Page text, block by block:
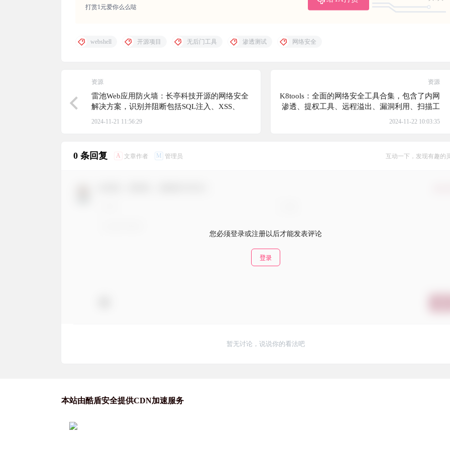
打赏1元爱你么么哒
webshell 开源项目 无后门工具 渗透测试 网络安全
资源
雷池Web应用防火墙：长亭科技开源的网络安全
解决方案，识别并阻断包括SQL注入、XSS、
CSRF、SSRF和WebShell上传与通信在内的常见
2024-11-21 11:56:29
资源
K8tools：全面的网络安全工具合集，包含了内网
渗透、提权工具、远程溢出、漏洞利用、扫描工
具、密码破解等多种功能
2024-11-22 10:03:35
0 条回复 A 文章作者 M 管理员 互动一下，发现有趣的
您必须登录或注册以后才能发表评论
登录
暂无讨论，说说你的看法吧
本站由酷盾安全提供CDN加速服务